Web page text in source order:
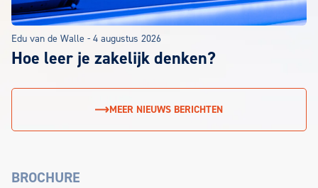
Edu van de Walle - 4 augustus 2026
Hoe leer je zakelijk denken?
MEER NIEUWS BERICHTEN
EuroCollege Brochure aanvragen
BROCHURE